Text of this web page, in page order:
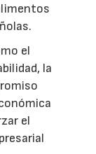
el
la
el